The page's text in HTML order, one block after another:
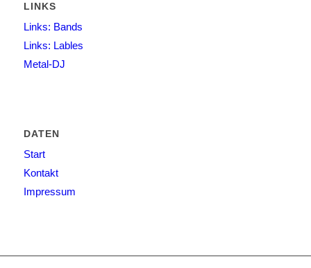
LINKS
Links: Bands
Links: Lables
Metal-DJ
DATEN
Start
Kontakt
Impressum